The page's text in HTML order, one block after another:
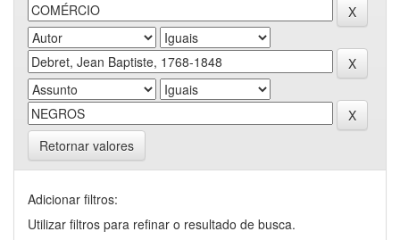
Retornar valores
Adicionar filtros:
Utilizar filtros para refinar o resultado de busca.